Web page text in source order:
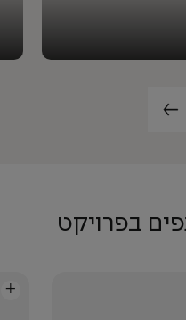
בפרויקט
+